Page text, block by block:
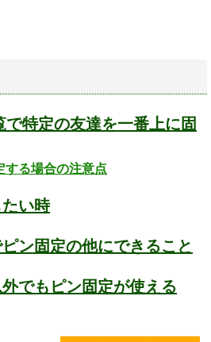
特定の友達を一番上に固
する場合の注意点
い時
ン固定の他にできること
外でもピン固定が使える